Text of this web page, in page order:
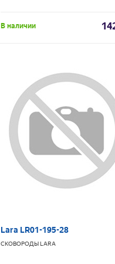
В наличии
Lara LR01-195-28
СКОВОРОДЫLARA